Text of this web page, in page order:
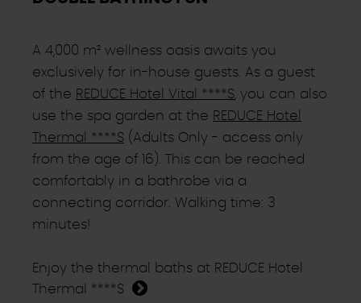
A 4,000 m² wellness oasis awaits you
exclusively for in-house guests. As a guest
of the REDUCE Hotel Vital ****S , you can also
use the spa garden at the REDUCE Hotel
Thermal ****S (Adults Only - access only
from the age of 16). This can be reached
comfortably in a bathrobe via a
connecting corridor. Walking time: 3
minutes!
Enjoy the thermal baths at REDUCE Hotel
Thermal ****S